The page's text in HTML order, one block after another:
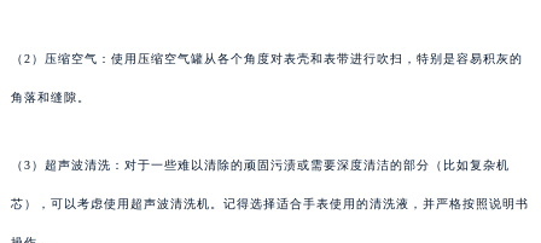
（2）压缩空气：使用压缩空气罐从各个角度对表壳和表带进行吹扫，特别是容易积灰的
角落和缝隙。
（3）超声波清洗：对于一些难以清除的顽固污渍或需要深度清洁的部分（比如复杂机
芯），可以考虑使用超声波清洗机。记得选择适合手表使用的清洗液，并严格按照说明书